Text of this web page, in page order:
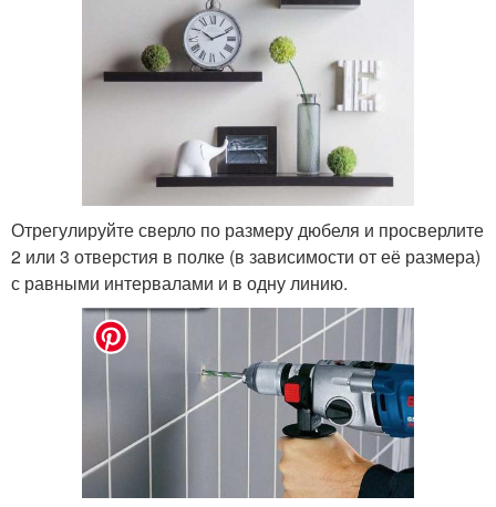
Отрегулируйте сверло по размеру дюбеля и просверлите
2 или 3 отверстия в полке (в зависимости от её размера)
с равными интервалами и в одну линию.